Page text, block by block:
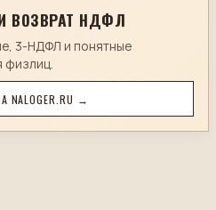
ВОЗВРАТ НДФЛ
3-НДФЛ и понятные
физлиц.
NALOGER.RU →